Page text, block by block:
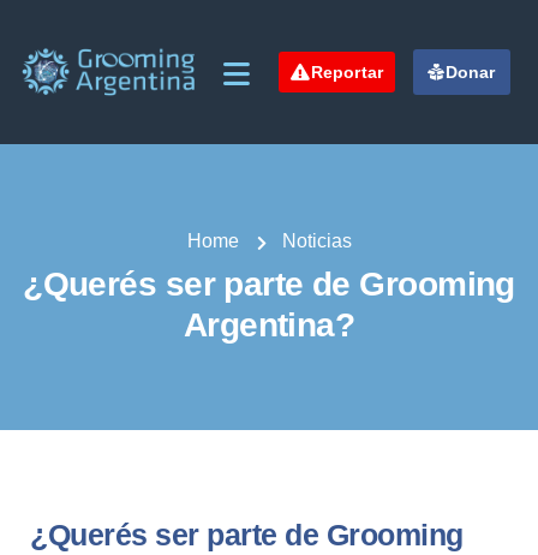
Reportar Donar
Home Noticias
¿Querés ser parte de Grooming
Argentina?
¿Querés ser parte de Grooming